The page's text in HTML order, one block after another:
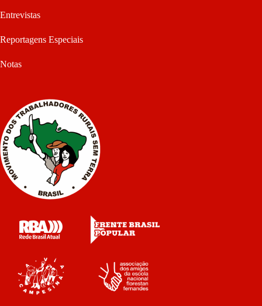
Entrevistas
Reportagens Especiais
Notas